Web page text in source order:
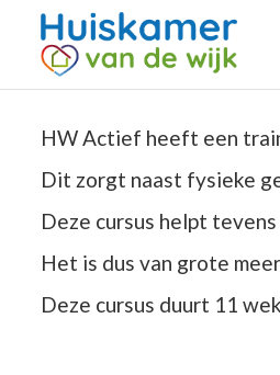
HW Actief heeft een
Dit zorgt naast fysieke
Deze cursus helpt
Het is dus van grote
Deze cursus duurt 11